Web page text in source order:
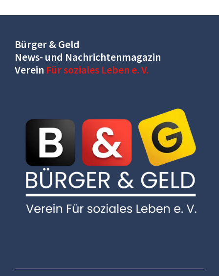
Bürger & Geld
News- und Nachrichtenmagazin
Verein Für soziales Leben e. V.